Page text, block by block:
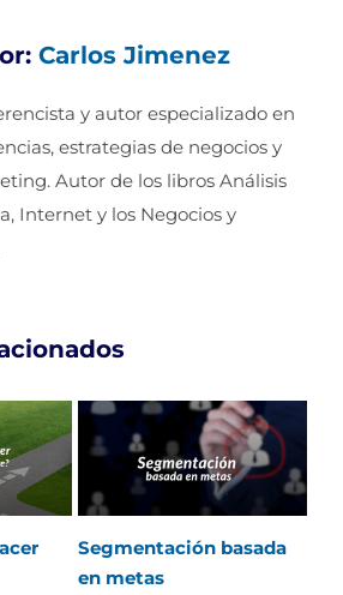
Carlos Jimenez
y autor especializado en
estrategias de negocios y
Autor de los libros Análisis
Internet y los Negocios y
Segmentación basada
en metas